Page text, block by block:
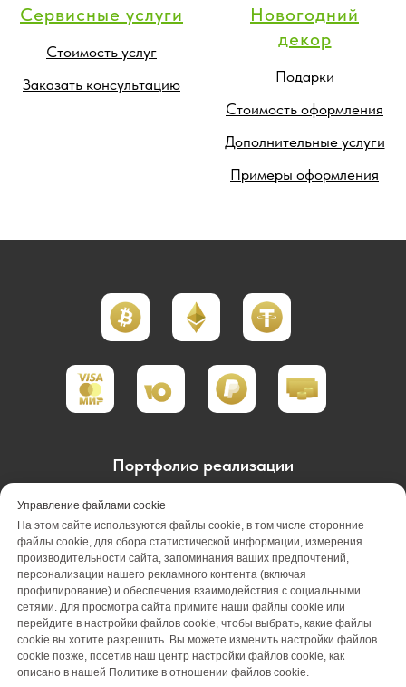
Сервисные услуги
Стоимость услуг
Заказать консультацию
Новогодний
декор
Подарки
Стоимость оформления
Дополнительные услуги
Примеры оформления
Портфолио реализации
Портфолио проектирования
Портфолио обслуживания
Акции
Вакансии
О компании
Отзывы
Блог
Оплата Контакты
Управление файлами cookie
На этом сайте используются файлы cookie, в том числе сторонние
файлы cookie, для сбора статистической информации, измерения
производительности сайта, запоминания ваших предпочтений,
персонализации нашего рекламного контента (включая
профилирование) и обеспечения взаимодействия с социальными
сетями. Для просмотра сайта примите наши файлы cookie или
перейдите в настройки файлов cookie, чтобы выбрать, какие файлы
cookie вы хотите разрешить. Вы можете изменить настройки файлов
cookie позже, посетив наш центр настройки файлов cookie, как
описано в нашей Политике в отношении файлов cookie.